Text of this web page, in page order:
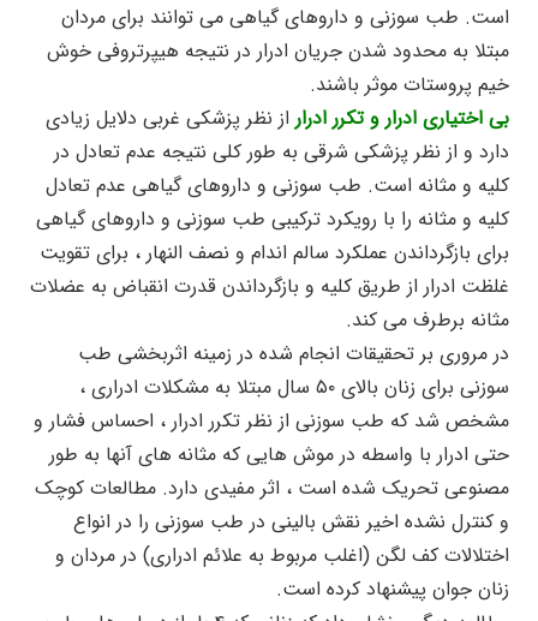
است. طب سوزنی و داروهای گیاهی می توانند برای مردان
مبتلا به محدود شدن جریان ادرار در نتیجه هیپرتروفی خوش
خیم پروستات موثر باشند.
بی اختیاری ادرار و تکرر ادرار از نظر پزشکی غربی دلایل زیادی
دارد و از نظر پزشکی شرقی به طور کلی نتیجه عدم تعادل در
کلیه و مثانه است. طب سوزنی و داروهای گیاهی عدم تعادل
کلیه و مثانه را با رویکرد ترکیبی طب سوزنی و داروهای گیاهی
برای بازگرداندن عملکرد سالم اندام و نصف النهار ، برای تقویت
غلظت ادرار از طریق کلیه و بازگرداندن قدرت انقباض به عضلات
مثانه برطرف می کند.
در مروری بر تحقیقات انجام شده در زمینه اثربخشی طب
سوزنی برای زنان بالای ۵۰ سال مبتلا به مشکلات ادراری ،
مشخص شد که طب سوزنی از نظر تکرر ادرار ، احساس فشار و
حتی ادرار با واسطه در موش هایی که مثانه های آنها به طور
مصنوعی تحریک شده است ، اثر مفیدی دارد. مطالعات کوچک
و کنترل نشده اخیر نقش بالینی در طب سوزنی را در انواع
اختلالات کف لگن (اغلب مربوط به علائم ادراری) در مردان و
زنان جوان پیشنهاد کرده است.